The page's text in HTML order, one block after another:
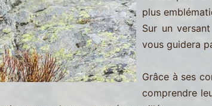
plus
Sur un
vous guidera
Grâce à ses
comprendre